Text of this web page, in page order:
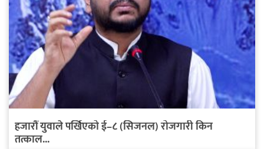
हजारौं युवाले पर्खिएको ई–८ (सिजनल) रोजगारी किन
तत्काल...